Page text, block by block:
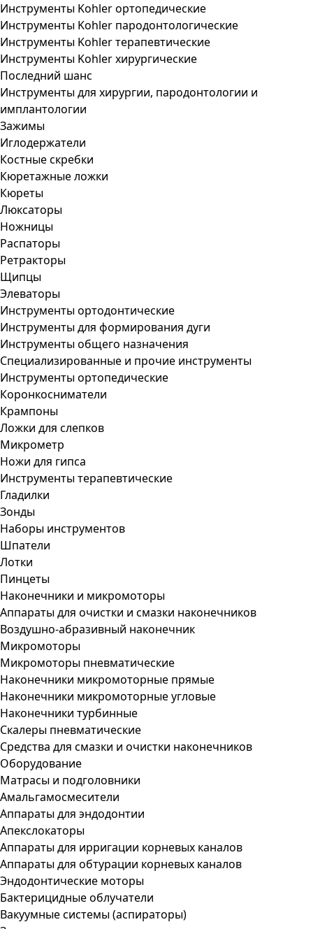
Инструменты Kohler ортопедические
Инструменты Kohler пародонтологические
Инструменты Kohler терапевтические
Инструменты Kohler хирургические
Последний шанс
Инструменты для хирургии, пародонтологии и
имплантологии
Зажимы
Иглодержатели
Костные скребки
Кюретажные ложки
Кюреты
Люксаторы
Ножницы
Распаторы
Ретракторы
Щипцы
Элеваторы
Инструменты ортодонтические
Инструменты для формирования дуги
Инструменты общего назначения
Специализированные и прочие инструменты
Инструменты ортопедические
Коронкосниматели
Крампоны
Ложки для слепков
Микрометр
Ножи для гипса
Инструменты терапевтические
Гладилки
Зонды
Наборы инструментов
Шпатели
Лотки
Пинцеты
Наконечники и микромоторы
Аппараты для очистки и смазки наконечников
Воздушно-абразивный наконечник
Микромоторы
Микромоторы пневматические
Наконечники микромоторные прямые
Наконечники микромоторные угловые
Наконечники турбинные
Скалеры пневматические
Средства для смазки и очистки наконечников
Оборудование
Матрасы и подголовники
Амальгамосмесители
Аппараты для эндодонтии
Апекслокаторы
Аппараты для ирригации корневых каналов
Аппараты для обтурации корневых каналов
Эндодонтические моторы
Бактерицидные облучатели
Вакуумные системы (аспираторы)